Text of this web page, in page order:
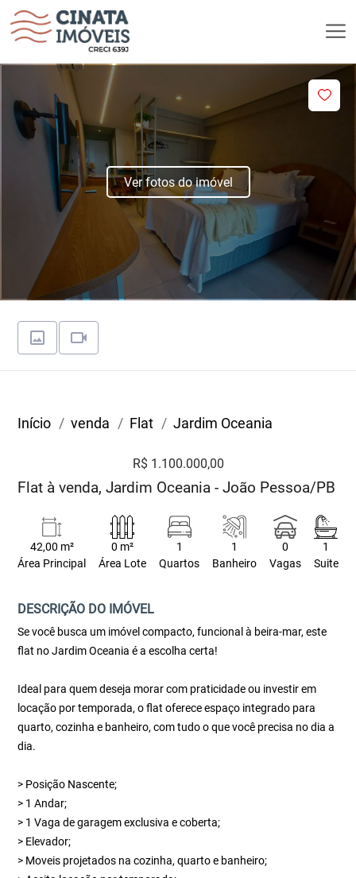
Ver fotos do imóvel
Início venda Flat Jardim Oceania
R$ 1.100.000,00
Flat à venda, Jardim Oceania - João Pessoa/PB
42,00 m²
Área Principal
0 m²
Área Lote
1
Quartos
1
Banheiro
0
Vagas
1
Suite
DESCRIÇÃO DO IMÓVEL
Se você busca um imóvel compacto, funcional à beira-mar, este
flat no Jardim Oceania é a escolha certa!
Ideal para quem deseja morar com praticidade ou investir em
locação por temporada, o flat oferece espaço integrado para
quarto, cozinha e banheiro, com tudo o que você precisa no dia a
dia.
> Posição Nascente;
> 1 Andar;
> 1 Vaga de garagem exclusiva e coberta;
> Elevador;
> Moveis projetados na cozinha, quarto e banheiro;